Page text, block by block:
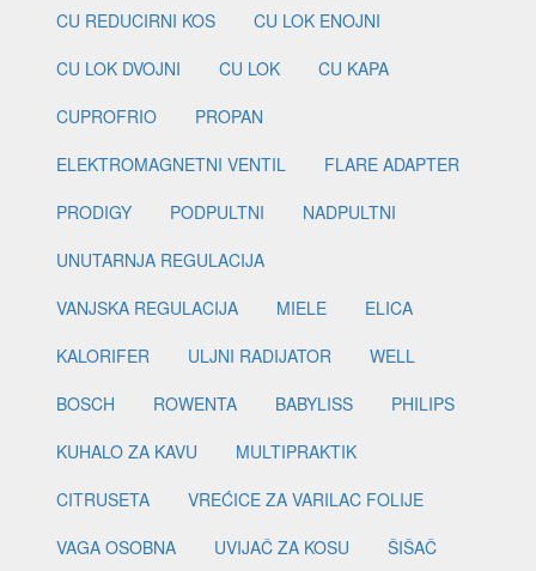
CU REDUCIRNI KOS
CU LOK ENOJNI
CU LOK DVOJNI
CU LOK
CU KAPA
CUPROFRIO
PROPAN
ELEKTROMAGNETNI VENTIL
FLARE ADAPTER
PRODIGY
PODPULTNI
NADPULTNI
UNUTARNJA REGULACIJA
VANJSKA REGULACIJA
MIELE
ELICA
KALORIFER
ULJNI RADIJATOR
WELL
BOSCH
ROWENTA BABYLISS
PHILIPS
KUHALO ZA KAVU
MULTIPRAKTIK
CITRUSETA
VREĆICE ZA VARILAC FOLIJE
VAGA OSOBNA
UVIJAČ ZA KOSU
ŠIŠAČ